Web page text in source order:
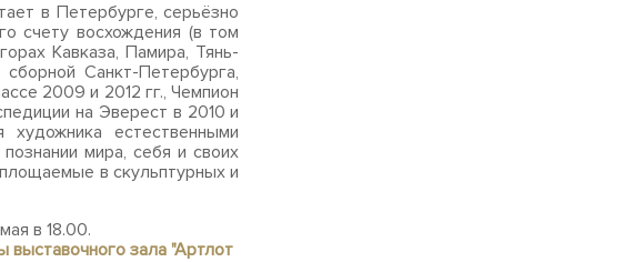
в Петербурге, серьёзно
счету восхождения (в том
Кавказа, Памира, Тянь-
Санкт-Петербурга,
2009 и 2012 гг., Чемпион
на Эверест в 2010 и
естественными
мира, себя и своих
в скульптурных и
в 18.00.
выставочного зала "Артлот